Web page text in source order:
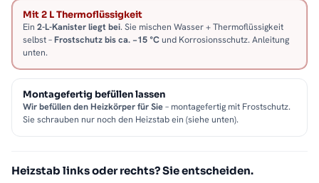
Mit 2 L Thermoflüssigkeit
Ein 2-L-Kanister liegt bei. Sie mischen Wasser + Thermoflüssigkeit
selbst –Frostschutz bis ca. −15 °Cund Korrosionsschutz. Anleitung
unten.
Montagefertig befüllen lassen
Wir befüllen den Heizkörper für Sie– montagefertig mit Frostschutz.
Sie schrauben nur noch den Heizstab ein (siehe unten).
Heizstab links oder rechts? Sie entscheiden.